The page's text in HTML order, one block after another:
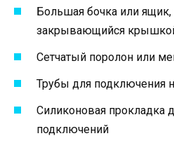
Большая бочка или ящик,
закрывающийся
Сетчатый поролон или
Трубы для подключения
Силиконовая прокладка
подключений